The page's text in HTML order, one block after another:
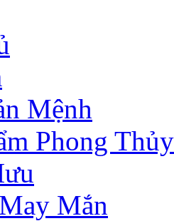
Mệnh
Phong Thủy
Mắn